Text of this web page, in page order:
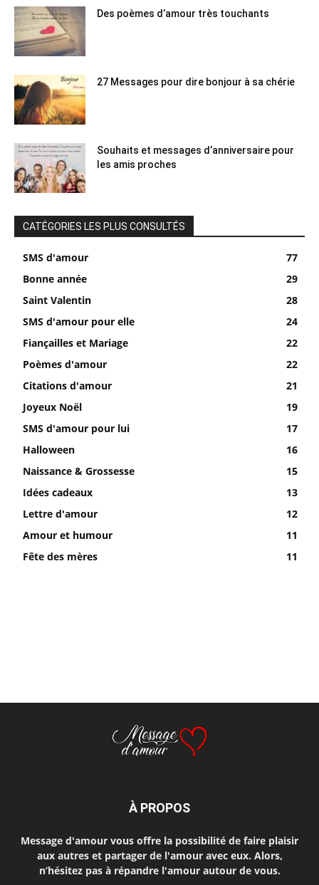
Des poèmes d’amour très touchants
27 Messages pour dire bonjour à sa chérie
Souhaits et messages d’anniversaire pour
les amis proches
CATÉGORIES LES PLUS CONSULTÉS
SMS d'amour
77
Bonne année
29
Saint Valentin
28
SMS d'amour pour elle
24
Fiançailles et Mariage
22
Poèmes d'amour
22
Citations d'amour
21
Joyeux Noël
19
SMS d'amour pour lui
17
Halloween
16
Naissance & Grossesse
15
Idées cadeaux
13
Lettre d'amour
12
Amour et humour
11
Fête des mères
11
À PROPOS
Message d'amour vous offre la possibilité de faire plaisir
aux autres et partager de l'amour avec eux. Alors,
n’hésitez pas à répandre l'amour autour de vous.